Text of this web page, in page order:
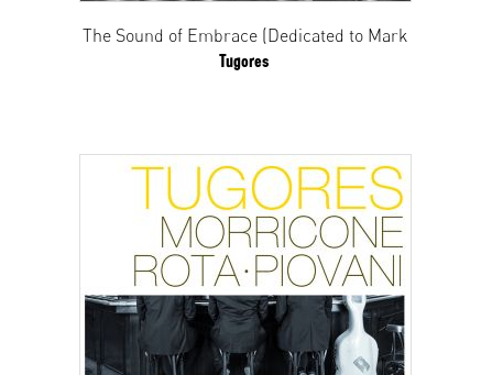
The Sound of Embrace (Dedicated to Mark
Tugores